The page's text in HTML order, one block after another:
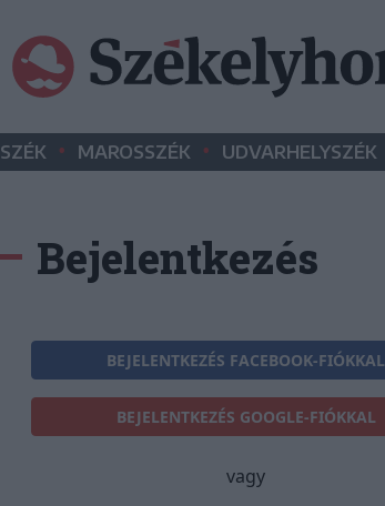
• MAROSSZÉK • UDVARHELYSZÉK
Bejelentkezés
BEJELENTKEZÉS FACEBOOK-FIÓKKAL
BEJELENTKEZÉS GOOGLE-FIÓKKAL
vagy